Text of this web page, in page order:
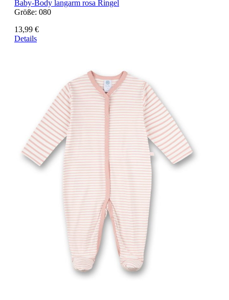
Baby-Body langarm rosa Ringel
Größe: 080
13,99 €
Details